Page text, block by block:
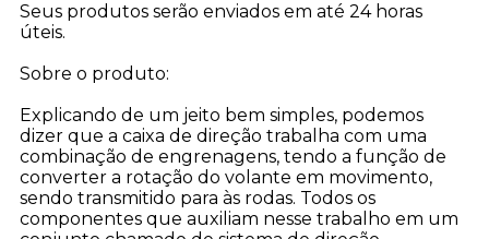
Seus produtos serão enviados em até 24 horas
úteis.
Sobre o produto:
Explicando de um jeito bem simples, podemos
dizer que a caixa de direção trabalha com uma
combinação de engrenagens, tendo a função de
converter a rotação do volante em movimento,
sendo transmitido para às rodas. Todos os
componentes que auxiliam nesse trabalho em um